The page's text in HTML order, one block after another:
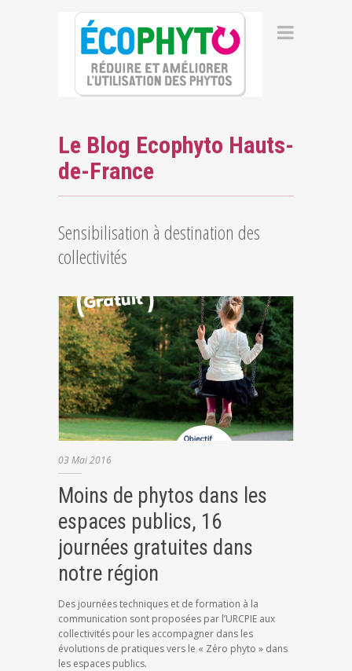
Le Blog Ecophyto Hauts-
de-France
Sensibilisation à destination des
collectivités
03 Mai2016
Moins de phytos dans les
espaces publics, 16
journées gratuites dans
notre région
Des journées techniques et de formation à la
communication sont proposées par l’URCPIE aux
collectivités pour les accompagner dans les
évolutions de pratiques vers le « Zéro phyto » dans
les espaces publics.